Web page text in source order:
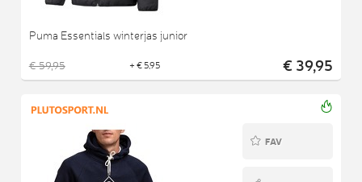
Puma Essentials winterjas junior
€ 59,95 + € 5,95 € 39,95
FAV